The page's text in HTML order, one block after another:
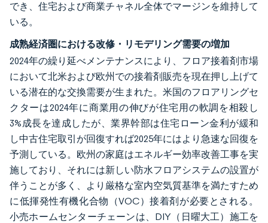
でき、住宅および商業チャネル全体でマージンを維持して
いる。
成熟経済圏における改修・リモデリング需要の増加
2024年の繰り延べメンテナンスにより、フロア接着剤市場
において北米および欧州での接着剤販売を現在押し上げて
いる潜在的な交換需要が生まれた。米国のフロアリングセ
クターは2024年に商業用の伸びが住宅用の軟調を相殺し
3%成長を達成したが、業界幹部は住宅ローン金利が緩和
し中古住宅取引が回復すれば2025年にはより急速な回復を
予測している。欧州の家庭はエネルギー効率改善工事を実
施しており、それには新しい防水フロアシステムの設置が
伴うことが多く、より厳格な室内空気質基準を満たすため
に低揮発性有機化合物（VOC）接着剤が必要とされる。
小売ホームセンターチェーンは、DIY（日曜大工）施工を